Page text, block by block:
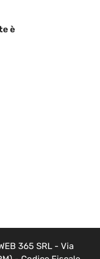
è
365 SRL - Via